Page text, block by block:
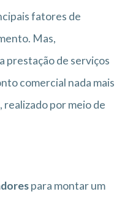
fatores de
Mas,
prestação de serviços
comercial nada mais
por meio de
para montar um